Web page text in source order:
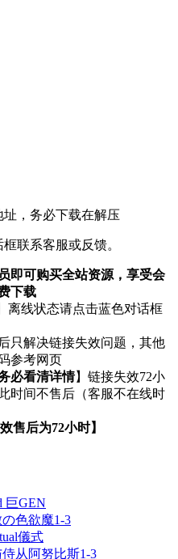
址，务必下载在解压
联系客服或反馈。
即可购买全站资源，享受会
下载
离线状态请点击蓝色对话框
只解决链接失效问题，其他
参考网页
必看清详情】链接失效72小
时间不售后（客服不在线时
售后为72小时】
巨GEN
色欲魔1-3
儀式
从阿努比斯1-3